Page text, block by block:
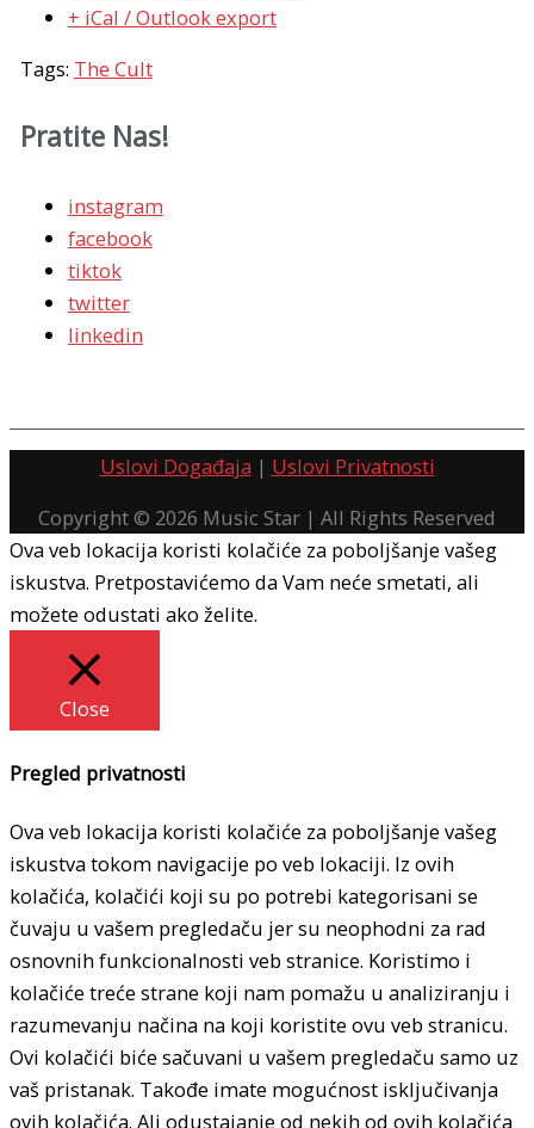
+ iCal / Outlook export
Tags: The Cult
Pratite Nas!
instagram
facebook
tiktok
twitter
linkedin
Uslovi Događaja | Uslovi Privatnosti
Copyright © 2026 Music Star | All Rights Reserved
Ova veb lokacija koristi kolačiće za poboljšanje vašeg
iskustva. Pretpostavićemo da Vam neće smetati, ali
možete odustati ako želite.
Close
Pregled privatnosti
Ova veb lokacija koristi kolačiće za poboljšanje vašeg
iskustva tokom navigacije po veb lokaciji. Iz ovih
kolačića, kolačići koji su po potrebi kategorisani se
čuvaju u vašem pregledaču jer su neophodni za rad
osnovnih funkcionalnosti veb stranice. Koristimo i
kolačiće treće strane koji nam pomažu u analiziranju i
razumevanju načina na koji koristite ovu veb stranicu.
Ovi kolačići biće sačuvani u vašem pregledaču samo uz
vaš pristanak. Takođe imate mogućnost isključivanja
ovih kolačića. Ali odustajanje od nekih od ovih kolačića